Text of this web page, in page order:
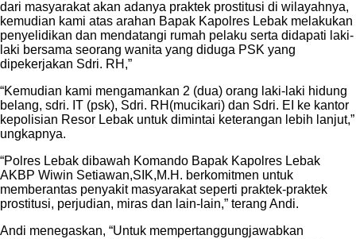
dari masyarakat akan adanya praktek prostitusi di wilayahnya,
kemudian kami atas arahan Bapak Kapolres Lebak melakukan
penyelidikan dan mendatangi rumah pelaku serta didapati laki-
laki bersama seorang wanita yang diduga PSK yang
dipekerjakan Sdri. RH,”
“Kemudian kami mengamankan 2 (dua) orang laki-laki hidung
belang, sdri. IT (psk), Sdri. RH(mucikari) dan Sdri. EI ke kantor
kepolisian Resor Lebak untuk dimintai keterangan lebih lanjut,”
ungkapnya.
“Polres Lebak dibawah Komando Bapak Kapolres Lebak
AKBP Wiwin Setiawan,SIK,M.H. berkomitmen untuk
memberantas penyakit masyarakat seperti praktek-praktek
prostitusi, perjudian, miras dan lain-lain,” terang Andi.
Andi menegaskan, “Untuk mempertanggungjawabkan